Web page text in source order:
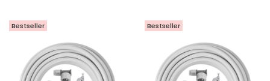
Bestseller Bestseller